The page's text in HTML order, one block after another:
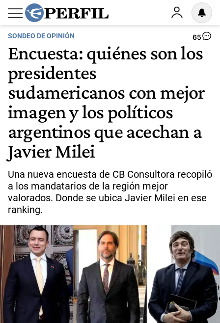
SONDEO DE OPINIÓN 65
Encuesta: quiénes son los
presidentes
sudamericanos con mejor
imagen y los políticos
argentinos que acechan a
Javier Milei
Una nueva encuesta de CB Consultora recopiló
a los mandatarios de la región mejor
valorados. Donde se ubica Javier Milei en ese
ranking.